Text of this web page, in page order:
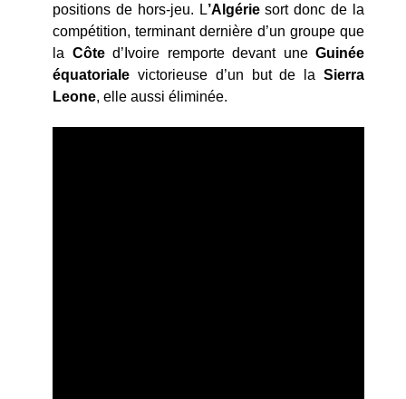
positions de hors-jeu. L’Algériesort donc de la
compétition, terminant dernière d’un groupe que
la Côted’Ivoire remporte devant une Guinée
équatoriale victorieuse d’un but de la Sierra
Leone, elle aussi éliminée.